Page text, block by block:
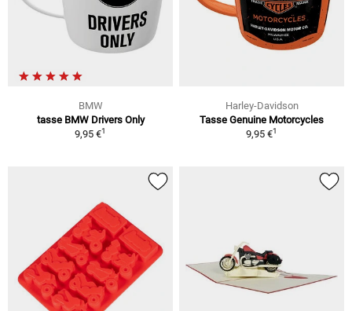
BMW
tasse BMW Drivers Only
9,95 €1
Harley-Davidson
Tasse Genuine Motorcycles
9,95 €1